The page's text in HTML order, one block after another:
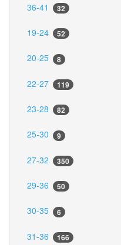
36-41 32
19-24 52
20-25 8
22-27 119
23-28 82
25-30 9
27-32 350
29-36 50
30-35 6
31-36 166